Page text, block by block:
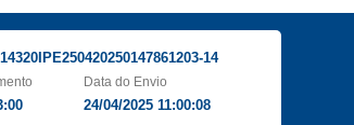
14
Data do Envio
24/04/2025 11:00:08